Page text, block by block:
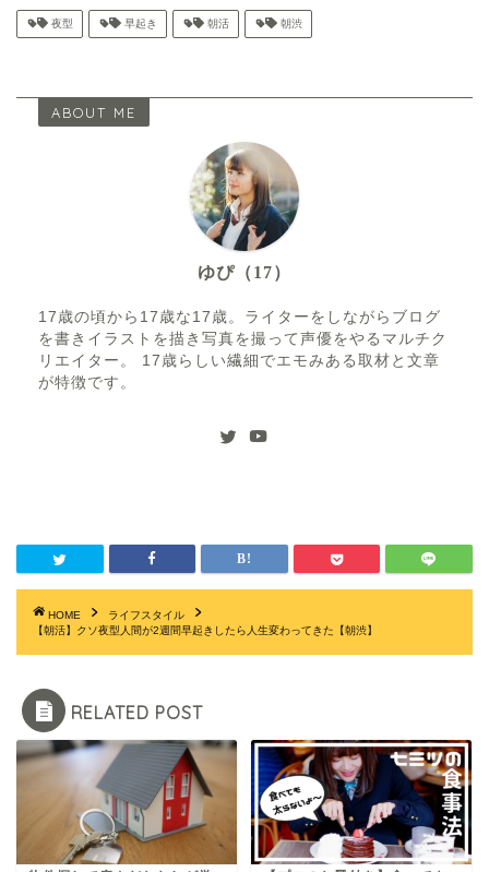
夜型 早起き 朝活 朝渋
ABOUT ME
ゆぴ（17）
17歳の頃から17歳な17歳。ライターをしながらブログ
を書きイラストを描き写真を撮って声優をやるマルチク
リエイター。 17歳らしい繊細でエモみある取材と文章
が特徴です。
HOME
ライフスタイル
【朝活】クソ夜型人間が2週間早起きしたら人生変わってきた【朝渋】
RELATED POST